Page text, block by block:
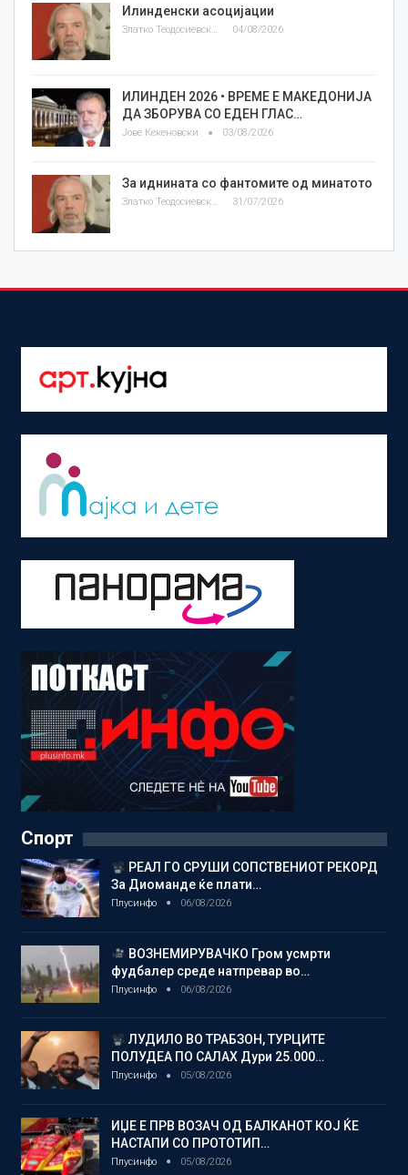
Илинденски асоцијации
Златко Теодосиевски 04/08/2026
ИЛИНДЕН 2026 • ВРЕМЕ Е МАКЕДОНИЈА
ДА ЗБОРУВА СО ЕДЕН ГЛАС…
Јове Кекеновски 03/08/2026
За иднината со фантомите од минатото
Златко Теодосиевски 31/07/2026
Спорт
РЕАЛ ГО СРУШИ СОПСТВЕНИОТ РЕКОРД
За Диоманде ќе плати…
Плусинфо 06/08/2026
ВОЗНЕМИРУВАЧКО Гром усмрти
фудбалер среде натпревар во…
Плусинфо 06/08/2026
ЛУДИЛО ВО ТРАБЗОН, ТУРЦИТЕ
ПОЛУДЕА ПО САЛАХ Дури 25.000…
Плусинфо 05/08/2026
ИЏЕ Е ПРВ ВОЗАЧ ОД БАЛКАНОТ КОЈ ЌЕ
НАСТАПИ СО ПРОТОТИП…
Плусинфо 05/08/2026